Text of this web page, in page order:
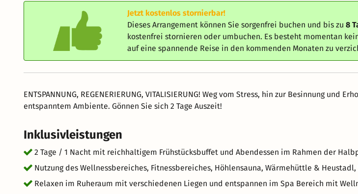
Jetzt kostenlos stornierbar!
Dieses Arrangement können Sie sorgenfrei buchen und bis zu8
kostenfrei stornieren oder umbuchen. Es besteht momentan
auf eine spannende Reise in den kommenden Monaten zu
ENTSPANNUNG, REGENERIERUNG, VITALISIERUNG! Weg vom Stress, hin zur Besinnung und
entspanntem Ambiente. Gönnen Sie sich 2 Tage Auszeit!
Inklusivleistungen
2 Tage / 1 Nacht mit reichhaltigem Frühstücksbuffet und Abendessen im Rahmen der
Nutzung des Wellnessbereiches, Fitnessbereiches, Höhlensauna, Wärmehüttle &
Relaxen im Ruheraum mit verschiedenen Liegen und entspannen im Spa Bereich mit